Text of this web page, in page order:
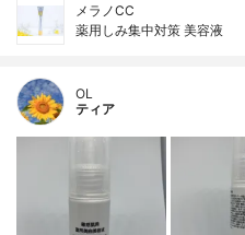
メラノCC
薬用しみ集中対策 美容液
OL
ティア